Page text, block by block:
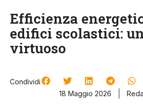
Efficienza
edifici scolastici:
virtuoso
Condividi
18 Maggio 2026